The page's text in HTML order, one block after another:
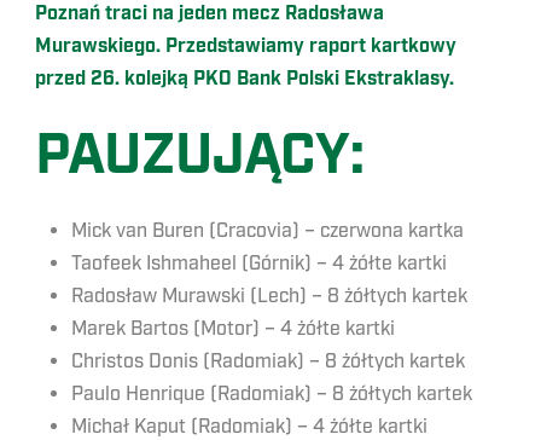
Poznań traci na jeden mecz Radosława
Murawskiego. Przedstawiamy raport kartkowy
przed 26. kolejką PKO Bank Polski Ekstraklasy.
PAUZUJĄCY:
Mick van Buren (Cracovia) – czerwona kartka
Taofeek Ishmaheel (Górnik) – 4 żółte kartki
Radosław Murawski (Lech) – 8 żółtych kartek
Marek Bartos (Motor) – 4 żółte kartki
Christos Donis (Radomiak) – 8 żółtych kartek
Paulo Henrique (Radomiak) – 8 żółtych kartek
Michał Kaput (Radomiak) – 4 żółte kartki